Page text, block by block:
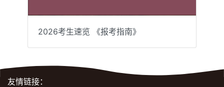
2026考生速览 《报考指南》
友情链接：